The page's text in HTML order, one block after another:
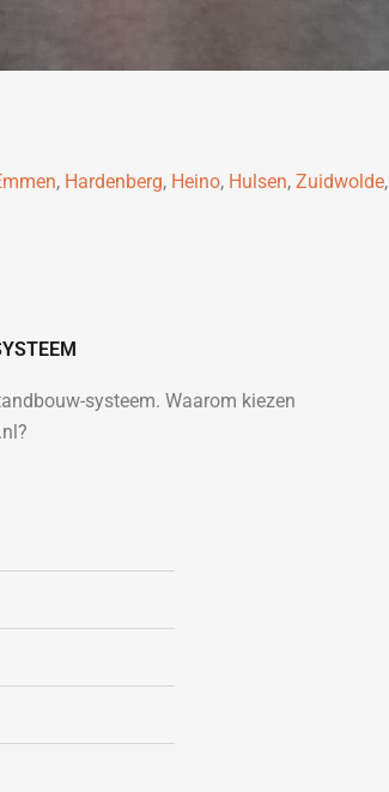
, Hardenberg, Heino, Hulsen, Zuidwolde,
systeem. Waarom kiezen